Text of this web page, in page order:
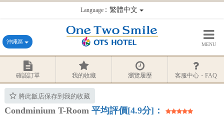
Language：繁體中文
沖繩區 MENU
確認訂單 我的收藏 瀏覽履歷 客服中心・FAQ
將此飯店保存到我的收藏
Condminium T-Room 平均評價[4.9分]：